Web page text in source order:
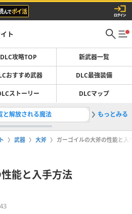
ト
DLC攻略TOP 新武器一覧
おすすめ武器 DLC最強装備
ストーリー DLCマップ
と解放される魔法 2ルーン
もっとみる
武器 大斧 ガーゴイルの大斧の性能と入
能と入手方法